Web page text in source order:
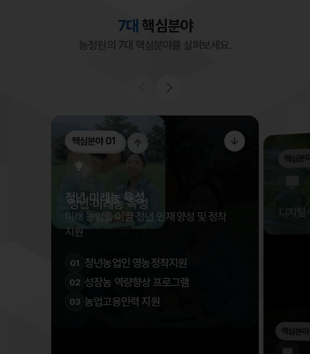
7대핵심분야
농정원의 7대 핵심분야를 살펴보세요.
핵심분야 01
청년·미래농 육성
핵심분야 01
청년·미래농 육성
미래 농업을 이끌 청년 인재 양성 및 정착
지원
01 청년농업인 영농정착지원
02 성장농 역량향상 프로그램
03 농업고용인력 지원
핵심분
디지
핵심분